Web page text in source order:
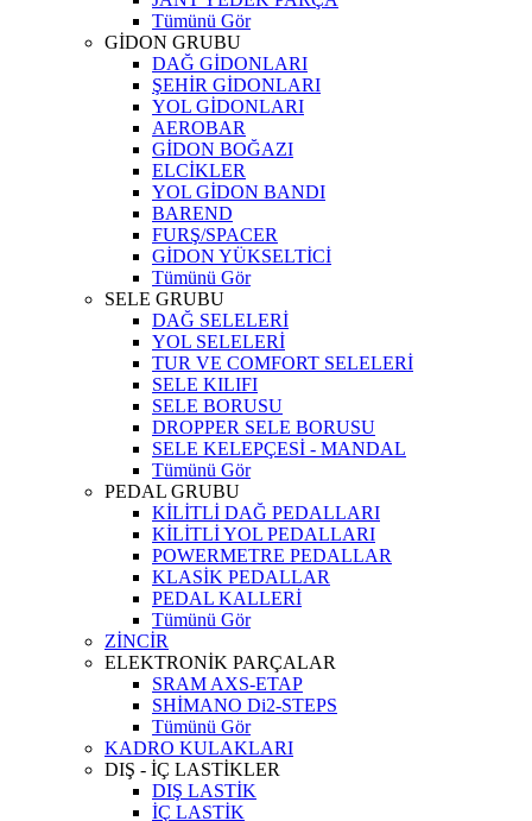
Tümünü Gör
GİDON GRUBU
DAĞ GİDONLARI
ŞEHİR GİDONLARI
YOL GİDONLARI
AEROBAR
GİDON BOĞAZI
ELCİKLER
YOL GİDON BANDI
BAREND
FURŞ/SPACER
GİDON YÜKSELTİCİ
Tümünü Gör
SELE GRUBU
DAĞ SELELERİ
YOL SELELERİ
TUR VE COMFORT SELELERİ
SELE KILIFI
SELE BORUSU
DROPPER SELE BORUSU
SELE KELEPÇESİ - MANDAL
Tümünü Gör
PEDAL GRUBU
KİLİTLİ DAĞ PEDALLARI
KİLİTLİ YOL PEDALLARI
POWERMETRE PEDALLAR
KLASİK PEDALLAR
PEDAL KALLERİ
Tümünü Gör
ZİNCİR
ELEKTRONİK PARÇALAR
SRAM AXS-ETAP
SHİMANO Di2-STEPS
Tümünü Gör
KADRO KULAKLARI
DIŞ - İÇ LASTİKLER
DIŞ LASTİK
İÇ LASTİK